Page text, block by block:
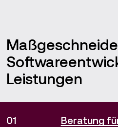
Leistungen
01
Beratung